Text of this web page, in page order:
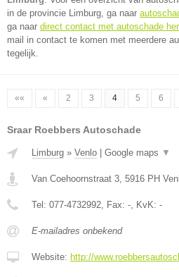
in de provincie Limburg, ga naar
ga naar direct contact met autoschade
mail in contact te komen met meerdere
tegelijk.
«« « 2 3 4 5 6
Sraar Roebbers Autoschade
Limburg » Venlo Google maps ▼
Van Coehoornstraat 3, 5916 PH
Tel: 077-4732992, Fax: -, KvK: -
E-mailadres onbekend
Website: http://